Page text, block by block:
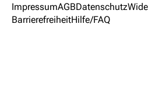
ImpressumAGBDatenschutz
BarrierefreiheitHilfe/FAQ